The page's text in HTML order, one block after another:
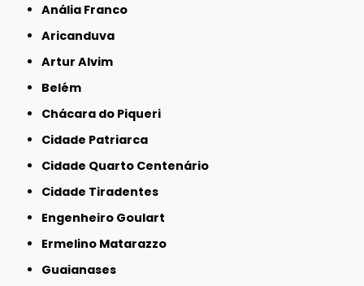
Anália Franco
Aricanduva
Artur Alvim
Belém
Chácara do Piqueri
Cidade Patriarca
Cidade Quarto Centenário
Cidade Tiradentes
Engenheiro Goulart
Ermelino Matarazzo
Guaianases